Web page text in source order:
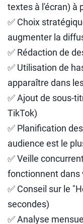
textes à l'écran) à
✅ Choix
augmenter la
✅ Rédaction de
✅ Utilisation de
apparaître dans
✅ Ajout de sous-
TikTok)
✅ Planification
audience est le
✅ Veille
fonctionnent
✅ Conseil sur le
secondes)
✅ Analyse